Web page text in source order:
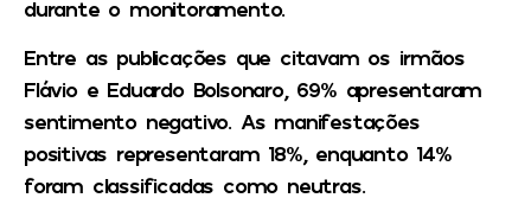
durante o monitoramento.
Entre as publicações que citavam os irmãos
Flávio e Eduardo Bolsonaro, 69% apresentaram
sentimento negativo. As manifestações
positivas representaram 18%, enquanto 14%
foram classificadas como neutras.